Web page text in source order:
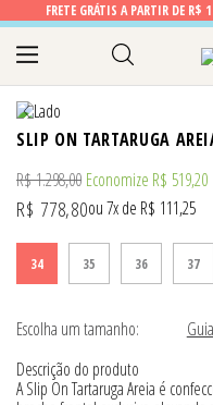
FRETE GRÁTIS A PARTIR DE
SLIP ON TARTARUGA
R$1.298,00 Economize R$ 519,20
R$ 778,80 7 R$ 111,25
34 35 36 37
Escolha um tamanho:
Descrição do produto
A Slip On Tartaruga Areia é